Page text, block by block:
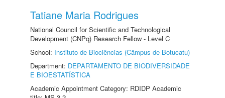
Tatiane Maria Rodrigues
National Council for Scientific and Technological
Development (CNPq) Research Fellow - Level C
School: Instituto de Biociências (Câmpus de Botucatu)
Department: DEPARTAMENTO DE BIODIVERSIDADE
E BIOESTATÍSTICA
Academic Appointment Category: RDIDP Academic